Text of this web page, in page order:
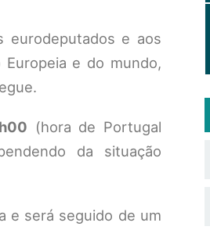
eurodeputados e aos
e do mundo,
(hora de Portugal
da situação
e será seguido de um